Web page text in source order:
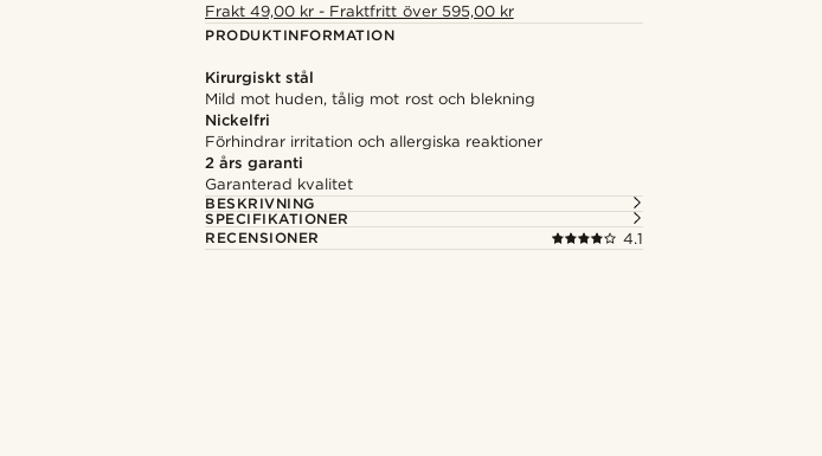
Frakt 49,00 kr - Fraktfritt över 595,00 kr
PRODUKTINFORMATION
Kirurgiskt stål
Mild mot huden, tålig mot rost och blekning
Nickelfri
Förhindrar irritation och allergiska reaktioner
2 års garanti
Garanterad kvalitet
BESKRIVNING
SPECIFIKATIONER
RECENSIONER
4.1